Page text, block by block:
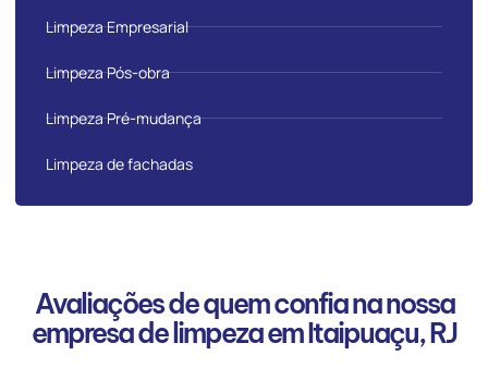
Limpeza Empresarial
Limpeza Pós-obra
Limpeza Pré-mudança
Limpeza de fachadas
Avaliações de quem confia na nossa
empresa de limpeza em Itaipuaçu, RJ